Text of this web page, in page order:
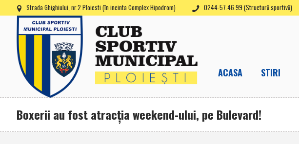
Strada Ghighiului, nr.2 Ploiesti (în incinta Complex Hipodrom) 0244-57.46.99 (Structură sportivă)
ACASA STIRI
Boxerii au fost atracţia weekend-ului, pe Bulevard!